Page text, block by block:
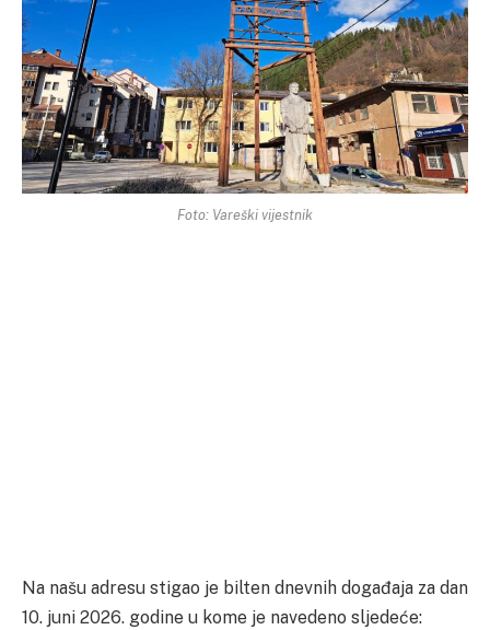
Foto: Vareški vijestnik
Na našu adresu stigao je bilten dnevnih događaja za dan
10. juni 2026. godine u kome je navedeno sljedeće: